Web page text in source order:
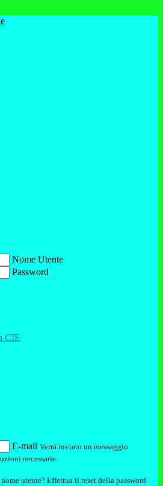
Nome Utente
Password
CIE
E-mail Verrà inviato un messaggio
necessarie.
utente? Effettua il reset della password